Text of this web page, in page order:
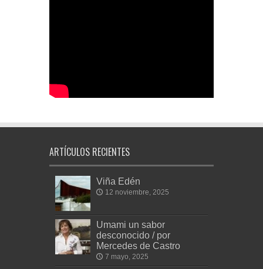
ARTÍCULOS RECIENTES
Viña Edén
12 noviembre, 2025
Umami un sabor
desconocido / por
Mercedes de Castro
7 mayo, 2025